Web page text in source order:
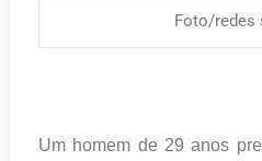
Foto/redes
Um homem de 29 anos